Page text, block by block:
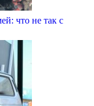
что не так с